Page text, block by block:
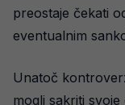
preostaje čekati
eventualnim
Unatoč
mogli sakriti